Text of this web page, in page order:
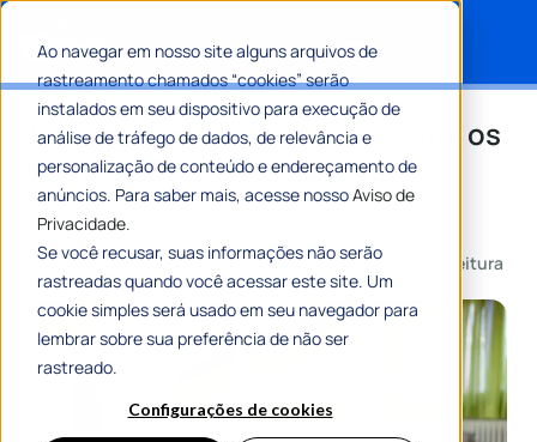
Ao navegar em nosso site alguns arquivos de
rastreamento chamados “cookies” serão
instalados em seu dispositivo para execução de
análise de tráfego de dados, de relevância e
personalização de conteúdo e endereçamento de
anúncios. Para saber mais, acesse nossoAviso de
Privacidade.
Se você recusar, suas informações não serão
rastreadas quando você acessar este site. Um
cookie simples será usado em seu navegador para
lembrar sobre sua preferência de não ser
rastreado.
Configurações de cookies
Entenda o que é o PNAE e como os
municípios devem usar os
recursos
Por Giulia Venutti 17 Novembro 2023 7 Min De Leitura